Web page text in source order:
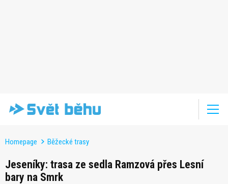
Homepage Běžecké trasy
Jeseníky: trasa ze sedla Ramzová přes Lesní
bary na Smrk